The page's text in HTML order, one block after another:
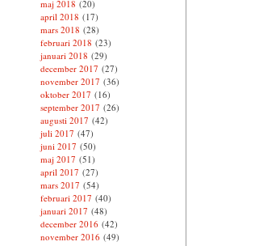
maj 2018 (20)
april 2018 (17)
mars 2018 (28)
februari 2018 (23)
januari 2018 (29)
december 2017 (27)
november 2017 (36)
oktober 2017 (16)
september 2017 (26)
augusti 2017 (42)
juli 2017 (47)
juni 2017 (50)
maj 2017 (51)
april 2017 (27)
mars 2017 (54)
februari 2017 (40)
januari 2017 (48)
december 2016(42)
november 2016(49)